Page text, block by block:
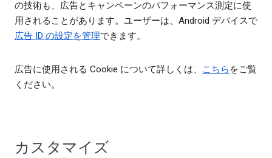
の技術も、広告とキャンペーンのパフォーマンス測定に使
用されることがあります。ユーザーは、Android デバイスで
広告 ID の設定を管理できます。
広告に使用される Cookie について詳しくは、 こちら をご覧
ください。
カスタマイズ